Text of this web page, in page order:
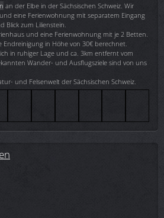
an der Elbe in der Sächsischen Schweiz. Wir
eine Ferienwohnung mit separatem Eingang
Blick zum Lilienstein.
und eine Ferienwohnung mit je 2 Betten.
Endreinigung in Höhe von 30€ berechnet.
in ruhiger Lage und ca. 3km entfernt vom
Wander- und Ausflugsziele sind von uns
und Felsenwelt der Sächsischen Schweiz.